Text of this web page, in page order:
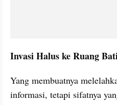
Invasi Halus ke Ruang
Yang membuatnya
informasi, tetapi sifatnya